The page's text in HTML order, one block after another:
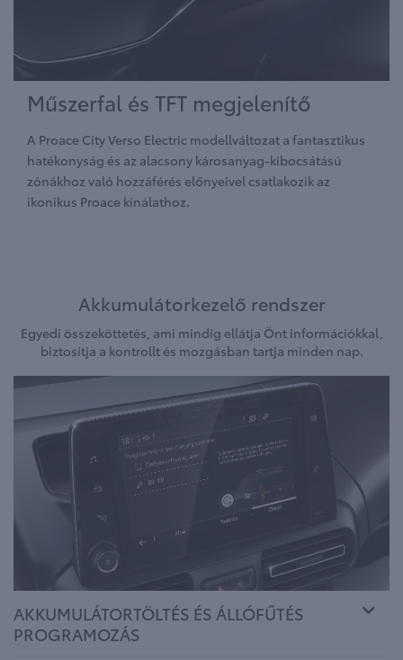
Műszerfal és TFT megjelenítő
A Proace City Verso Electric modellváltozat a fantasztikus
hatékonyság és az alacsony károsanyag-kibocsátású
zónákhoz való hozzáférés előnyeivel csatlakozik az
ikonikus Proace kínálathoz.
Akkumulátorkezelő rendszer
Egyedi összeköttetés, ami mindig ellátja Önt információkkal,
biztosítja a kontrollt és mozgásban tartja minden nap.
AKKUMULÁTORTÖLTÉS ÉS ÁLLÓFŰTÉS
PROGRAMOZÁS